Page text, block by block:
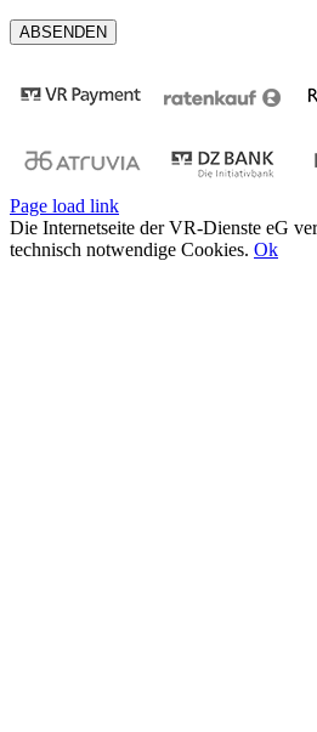
Page load link
Die Internetseite der VR-Dienste eG
technisch notwendige Cookies. Ok